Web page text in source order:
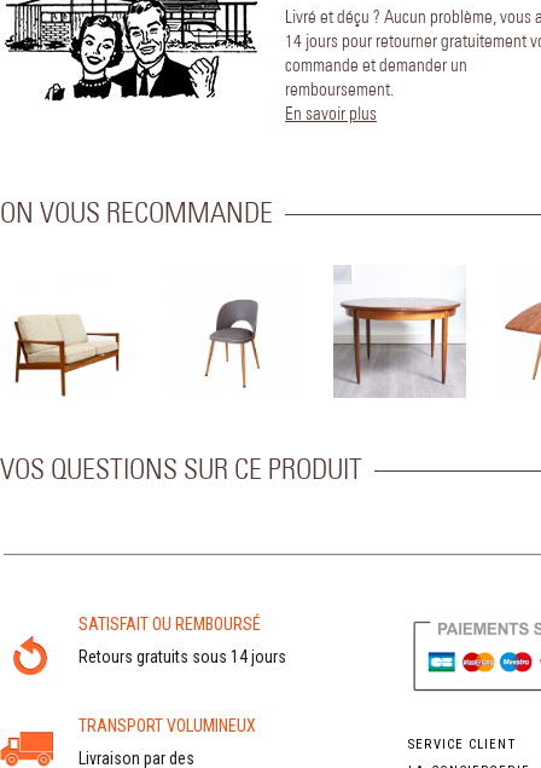
Livré et déçu ? Aucun problème, vous
14 jours pour retourner gratuitement
commande et demander un
remboursement.
En savoir plus
ON VOUS RECOMMANDE
VOS QUESTIONS SUR CE PRODUIT
SATISFAIT OU REMBOURSÉ
Retours gratuits sous 14 jours
TRANSPORT VOLUMINEUX
Livraison par des
SERVICE CLIENT